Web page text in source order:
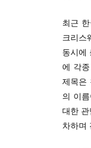
최근
크리스
동시에
에 각
제목은
의 이
대한
차하며